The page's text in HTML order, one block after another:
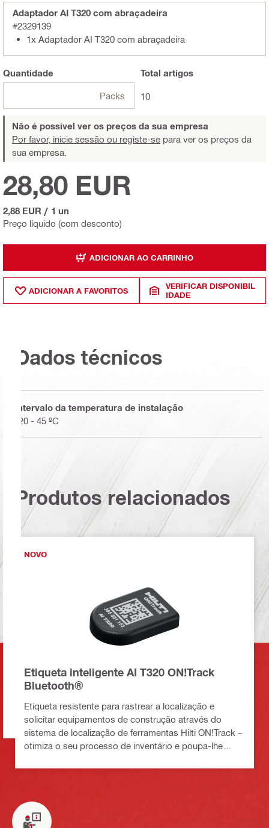
Adaptador AI T320 com abraçadeira
#2329139
1x Adaptador AI T320 com abraçadeira
Quantidade
Packs
Total artigos
10
Não é possível ver os preços da sua empresa
Por favor, inicie sessão ou registe-se para ver os preços da
sua empresa.
Preço líquido (com desconto)
28,80 EUR
2,88 EUR / 1 un
ADICIONAR AO CARRINHO
ADICIONAR A FAVORITOS
VERIFICAR DISPONIBIL
IDADE
Dados técnicos
Intervalo da temperatura de instalação
-20 - 45 ºC
Produtos relacionados
NOVO
Etiqueta inteligente AI T320 ON!Track
Bluetooth®
Etiqueta resistente para rastrear a localização e
solicitar equipamentos de construção através do
sistema de localização de ferramentas Hilti ON!Track –
otimiza o seu processo de inventário e poupa-lhe